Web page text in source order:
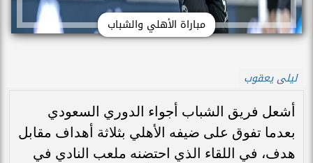
مباراة الأهلي والشباب
ليلى يعقوب
أشعل فريق الشباب أجواء الدوري السعودي
بعدما تفوق على ضيفه الأهلي بثلاثة أهداف مقابل
هدف، في اللقاء الذي احتضنه ملعب النادي في